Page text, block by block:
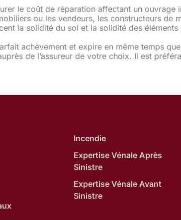
le coût de réparation affectant un ouvrage
ou les vendeurs, les constructeurs de
la solidité du sol et la solidité des
achèvement et expire en même temps
de l’assureur de votre choix. Il est
Incendie
Expertise Vénale Après
Sinistre
Expertise Vénale Avant
Sinistre